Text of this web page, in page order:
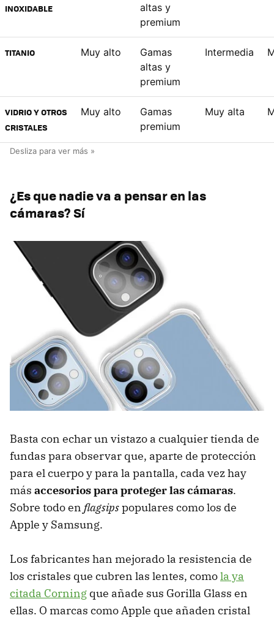
INOXIDABLE
altas y
premium
TITANIO Muy alto
Gamas
altas y
premium
Intermedia
VIDRIO Y OTROS
CRISTALES
Muy alto
Gamas
premium
Muy alta
¿Es que nadie va a pensar en las
cámaras? Sí
Basta con echar un vistazo a cualquier tienda de
fundas para observar que, aparte de protección
para el cuerpo y para la pantalla, cada vez hay
más accesorios para proteger las cámaras.
Sobre todo en flagsipspopulares como los de
Apple y Samsung.
Los fabricantes han mejorado la resistencia de
los cristales que cubren las lentes, comola ya
citada Corning que añade sus Gorilla Glass en
ellas. O marcas como Apple que añaden cristal